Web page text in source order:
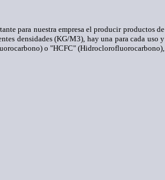
para nuestra empresa el producir productos de
densidades (KG/M3), hay una para cada uso y
o "HCFC" (Hidroclorofluorocarbono),